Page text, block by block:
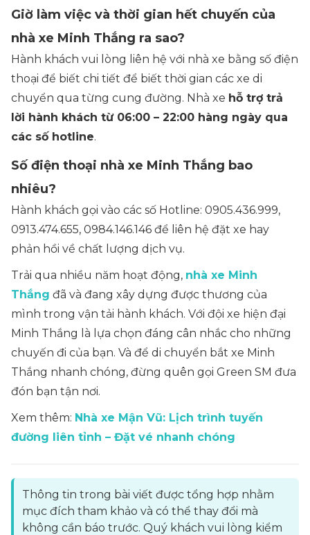
Giờ làm việc và thời gian hết chuyến của
nhà xe Minh Thắng ra sao?
Hành khách vui lòng liên hệ với nhà xe bằng số điện
thoại để biết chi tiết để biết thời gian các xe di
chuyển qua từng cung đường. Nhà xe hỗ trợ trả
lời hành khách từ 06:00 – 22:00 hàng ngày qua
các số hotline.
Số điện thoại nhà xe Minh Thắng bao
nhiêu?
Hành khách gọi vào các số Hotline: 0905.436.999,
0913.474.655, 0984.146.146 để liên hệ đặt xe hay
phản hồi về chất lượng dịch vụ.
Trải qua nhiều năm hoạt động, nhà xe Minh
Thắng đã và đang xây dựng được thương của
mình trong vận tải hành khách. Với đội xe hiện đại
Minh Thắng là lựa chọn đáng cân nhắc cho những
chuyến đi của bạn. Và để di chuyển bắt xe Minh
Thắng nhanh chóng, đừng quên gọi Green SM đưa
đón bạn tận nơi.
Xem thêm: Nhà xe Mận Vũ: Lịch trình tuyến
đường liên tỉnh – Đặt vé nhanh chóng
Thông tin trong bài viết được tổng hợp nhằm
mục đích tham khảo và có thể thay đổi mà
không cần báo trước. Quý khách vui lòng kiểm